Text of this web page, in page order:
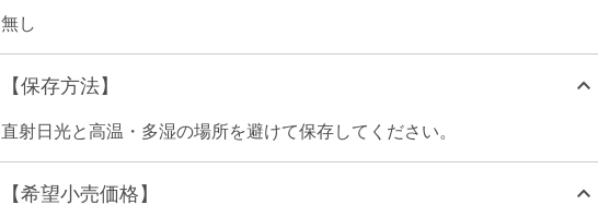
無し
【保存方法】 keyboard_arrow_up
直射日光と高温・多湿の場所を避けて保存してください。
【希望小売価格】 keyboard_arrow_up